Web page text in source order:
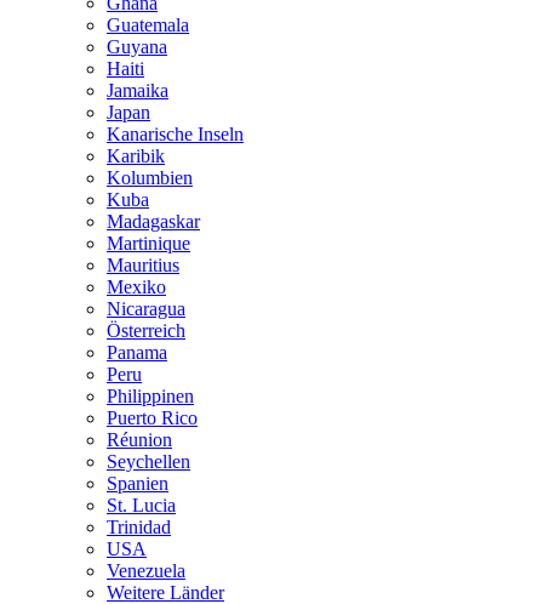
Guatemala
Guyana
Haiti
Jamaika
Japan
Kanarische Inseln
Karibik
Kolumbien
Kuba
Madagaskar
Martinique
Mauritius
Mexiko
Nicaragua
Österreich
Panama
Peru
Philippinen
Puerto Rico
Réunion
Seychellen
Spanien
St. Lucia
Trinidad
USA
Venezuela
Weitere Länder